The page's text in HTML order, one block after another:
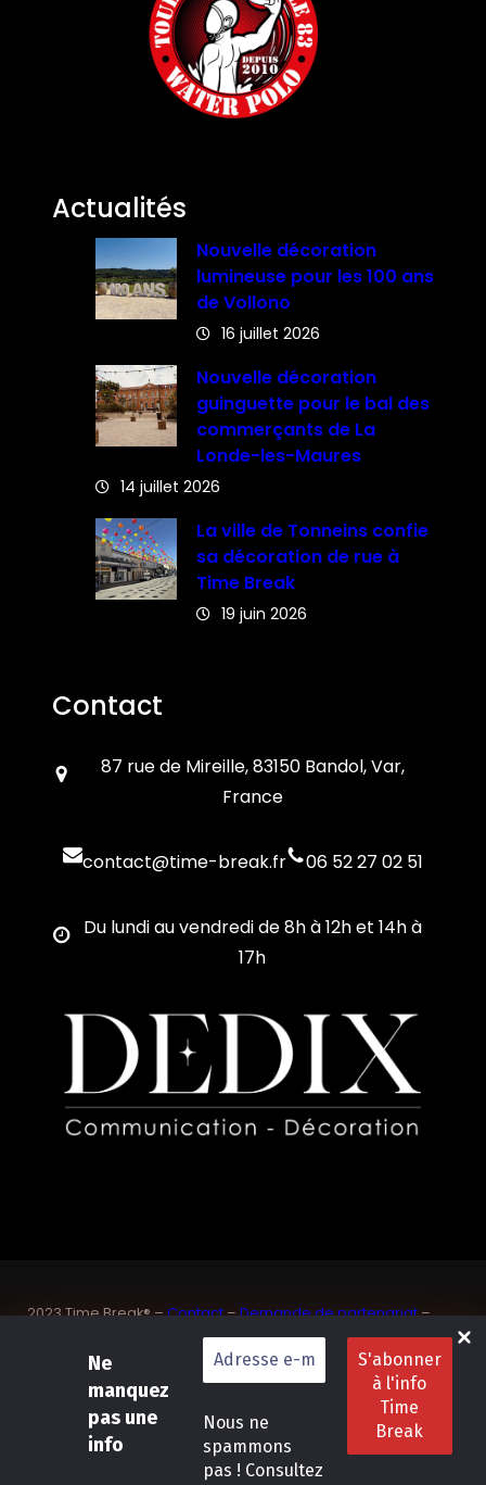
Ne
manquez
pas une
info
Nous ne
spammons
pas ! Consultez
Actualités
Nouvelle décoration
lumineuse pour les 100 ans
de Vollono
16 juillet 2026
Nouvelle décoration
guinguette pour le bal des
commerçants de La
Londe-les-Maures
14 juillet 2026
La ville de Tonneins confie
sa décoration de rue à
Time Break
19 juin 2026
Contact
87 rue de Mireille, 83150 Bandol, Var,
France
contact@time-break.fr 06 52 27 02 51
Du lundi au vendredi de 8h à 12h et 14h à
17h
2023 Time Break® –Contact–Demande de partenariat–
Sponsoriser un joueur de padel français
SASU Dedix Communication – 87 rue de Mireille – 83 150
Bandol – Var
Conditions
générales de location